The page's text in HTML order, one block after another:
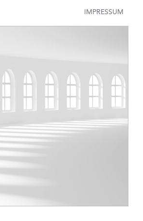
IMPRESSUM